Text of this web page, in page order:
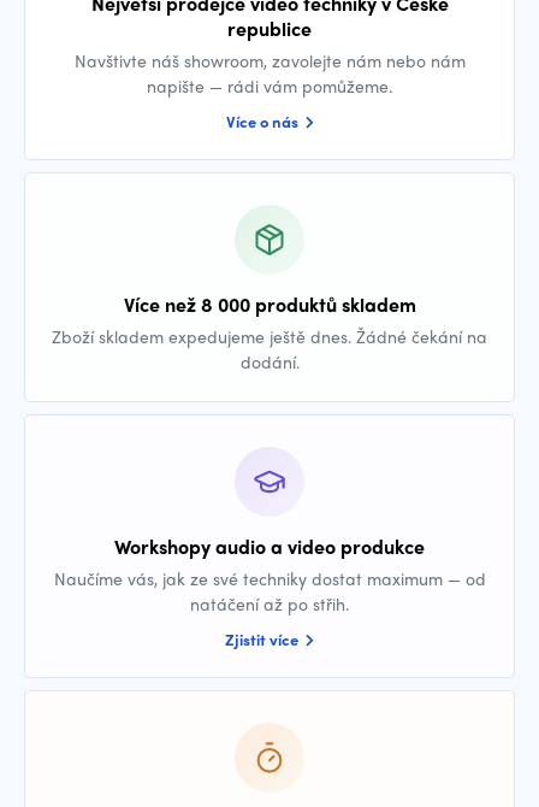
republice
Navštivte náš showroom, zavolejte nám nebo nám
napište — rádi vám pomůžeme.
Více o nás
Více než 8 000 produktů skladem
Zboží skladem expedujeme ještě dnes. Žádné čekání na
dodání.
Workshopy audio a video produkce
Naučíme vás, jak ze své techniky dostat maximum — od
natáčení až po střih.
Zjistit více